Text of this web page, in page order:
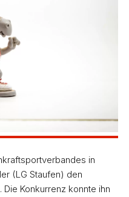
in
(LG Staufen) den
Konkurrenz konnte ihn